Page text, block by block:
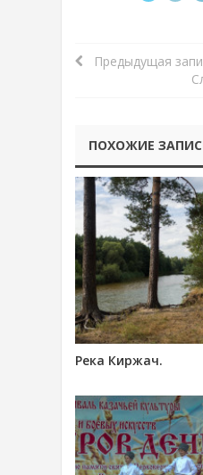
Предыдущая
ПОХОЖИЕ
Река Киржач.